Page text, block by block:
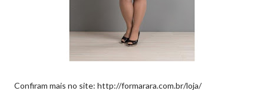
Confiram mais no site: http://formarara.com.br/loja/